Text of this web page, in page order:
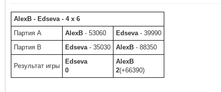
AlexB - Edseva - 4 x 6
Партия A
AlexB - 53060 Edseva - 39990
Партия B
Edseva - 35030 AlexB - 88350
Результат игры
Edseva
0
AlexB
2(+66390)